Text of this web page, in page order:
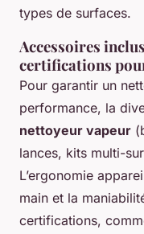
types de surfaces.
Accessoires
certifications
Pour garantir un
performance, la
nettoyeur vapeur
lances, kits multi-
L’ergonomie
main et la
certifications,